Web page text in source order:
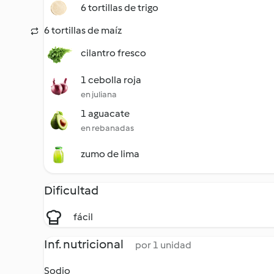
6 tortillas de trigo
6 tortillas de maíz
cilantro fresco
1 cebolla roja
en juliana
1 aguacate
en rebanadas
zumo de lima
Dificultad
fácil
Inf. nutricional por 1 unidad
Sodio